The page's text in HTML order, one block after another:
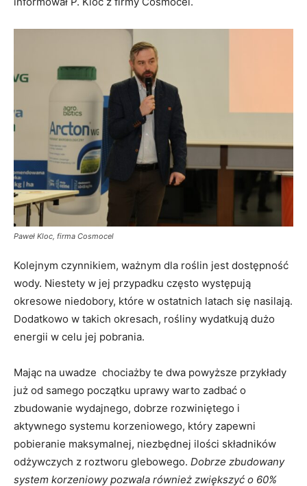
Paweł Kloc, firma Cosmocel
Kolejnym czynnikiem, ważnym dla roślin jest dostępność
wody. Niestety w jej przypadku często występują
okresowe niedobory, które w ostatnich latach się nasilają.
Dodatkowo w takich okresach, rośliny wydatkują dużo
energii w celu jej pobrania.
Mając na uwadze chociażby te dwa powyższe przykłady
już od samego początku uprawy warto zadbać o
zbudowanie wydajnego, dobrze rozwiniętego i
aktywnego systemu korzeniowego, który zapewni
pobieranie maksymalnej, niezbędnej ilości składników
odżywczych z roztworu glebowego. Dobrze zbudowany
system korzeniowy pozwala również zwiększyć o 60%